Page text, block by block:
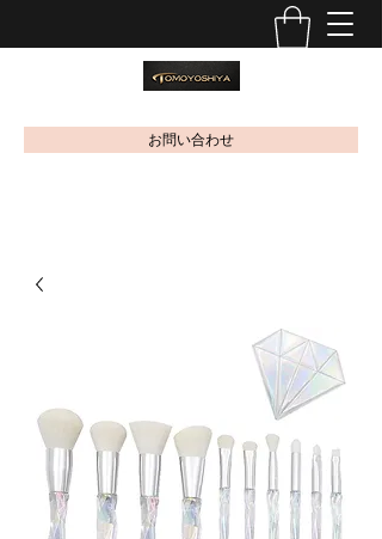
お問い合わせ